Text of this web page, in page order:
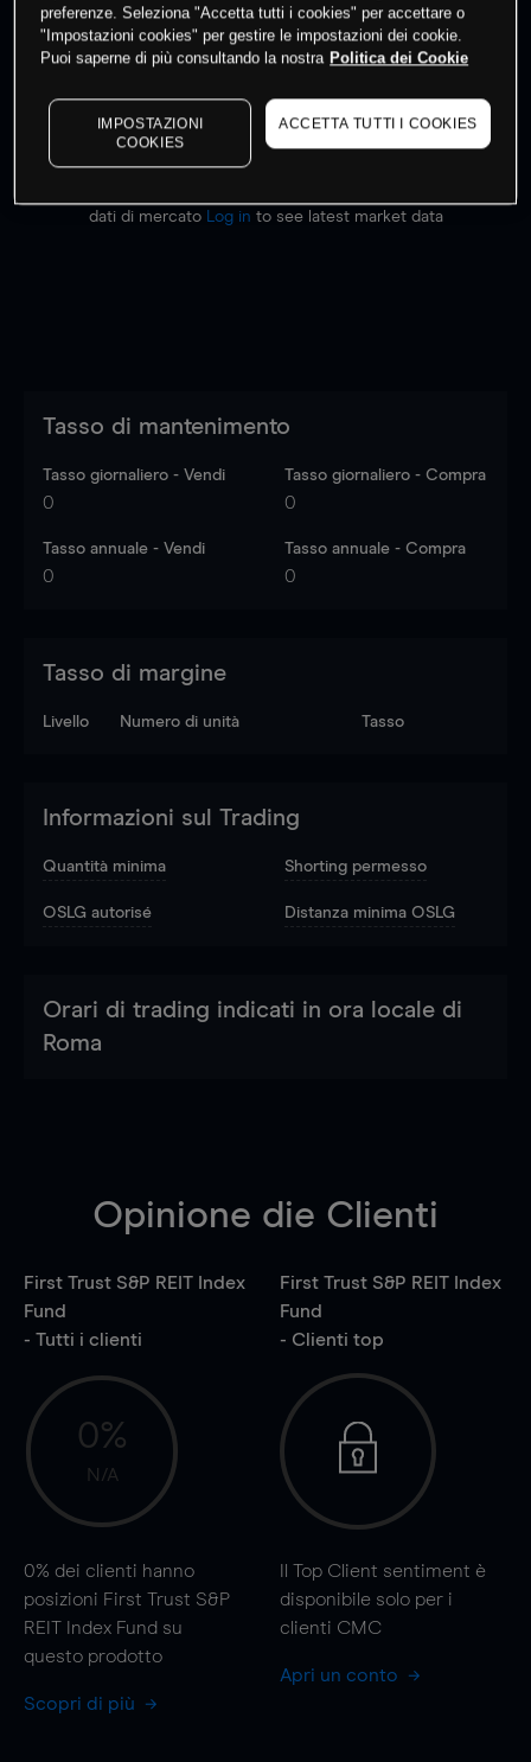
Fai trading
dati di mercato
Log in to see latest market data
Tasso di mantenimento
Tasso giornaliero - Vendi
0
Tasso giornaliero - Compra
0
Tasso annuale - Vendi
0
Tasso annuale - Compra
0
Tasso di margine
Livello Numero di unità Tasso
Informazioni sul Trading
Quantità minima Shorting permesso
OSLG autorisé Distanza minima OSLG
Orari di trading indicati in ora locale di
Roma
Opinione die Clienti
First Trust S&P REIT Index
Fund
- Tutti i clienti
0%
N/A
0% dei clienti hanno
posizioni First Trust S&P
REIT Index Fund su
questo prodotto
Scopri di più
First Trust S&P REIT Index
Fund
- Clienti top
Il Top Client sentiment è
disponibile solo per i
clienti CMC
Apri un conto
preferenze. Seleziona "Accetta tutti i cookies" per accettare o
"Impostazioni cookies" per gestire le impostazioni dei cookie.
Puoi saperne di più consultando la nostra Politica dei Cookie
IMPOSTAZIONI
COOKIES
ACCETTA TUTTI I COOKIES